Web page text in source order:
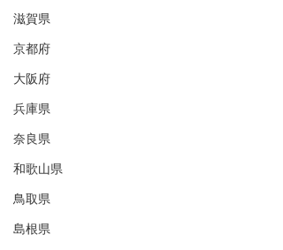
滋賀県
京都府
大阪府
兵庫県
奈良県
和歌山県
鳥取県
島根県